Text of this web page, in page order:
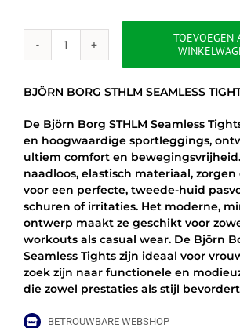
BJÖRN
SEAMLESS
TIGHTS
TOEVOEGEN
BJÖRN BORG STHLM SEAMLESS
De Björn Borg STHLM Seamless
en hoogwaardige sportleggings,
ultiem comfort en
naadloos, elastisch materiaal,
voor een perfecte, tweede-huid
schuren of irritaties. Het moderne,
ontwerp maakt ze geschikt voor
workouts als casual wear. De Björn
Seamless Tights zijn ideaal voor
zoek zijn naar functionele en
die zowel prestaties als stijl
BETROUWBARE WEBSHOP